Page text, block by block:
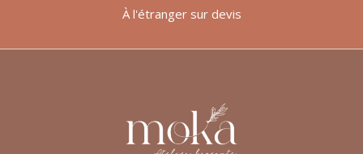
À l'étranger sur devis